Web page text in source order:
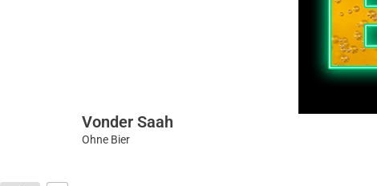
Vonder Saah
Ohne Bier